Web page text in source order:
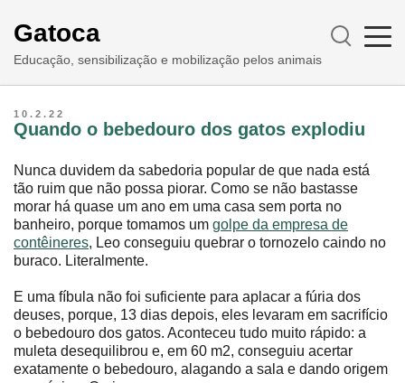
Gatoca
Educação, sensibilização e mobilização pelos animais
10.2.22
Quando o bebedouro dos gatos explodiu
Nunca duvidem da sabedoria popular de que nada está
tão ruim que não possa piorar. Como se não bastasse
morar há quase um ano em uma casa sem porta no
banheiro, porque tomamos um golpe da empresa de
contêineres, Leo conseguiu quebrar o tornozelo caindo no
buraco. Literalmente.
E uma fíbula não foi suficiente para aplacar a fúria dos
deuses, porque, 13 dias depois, eles levaram em sacrifício
o bebedouro dos gatos. Aconteceu tudo muito rápido: a
muleta desequilibrou e, em 60 m2, conseguiu acertar
exatamente o bebedouro, alagando a sala e dando origem